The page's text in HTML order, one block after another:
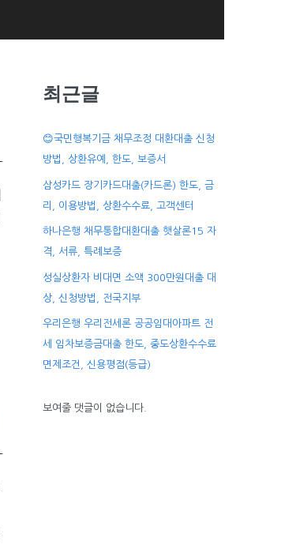
최근글
😊국민행복기금 채무조정 대환대출 신청
방법, 상환유예, 한도, 보증서
삼성카드 장기카드대출(카드론) 한도, 금
리, 이용방법, 상환수수료, 고객센터
하나은행 채무통합대환대출 햇살론15 자
격, 서류, 특례보증
성실상환자 비대면 소액 300만원대출 대
상, 신청방법, 전국지부
우리은행 우리전세론 공공임대아파트 전
세 임차보증금대출 한도, 중도상환수수료
면제조건, 신용평점(등급)
보여줄 댓글이 없습니다.